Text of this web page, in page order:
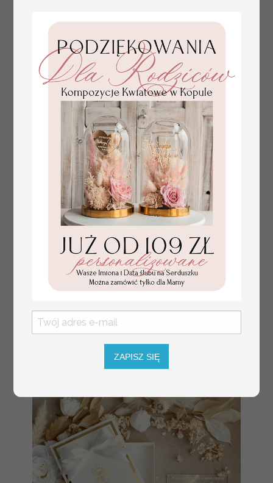
złote winietki na komunię, winietka
dekoracja stołu na komunii, komunijne
winietki z naturalnym kłosem
4.50 PLN
Prezent dla dziecka na narodziny
welurowy album na zdjęcia,ZAPISZ SIĘ